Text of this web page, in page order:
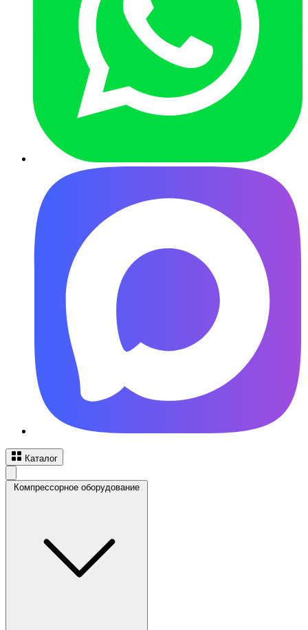
Каталог
Компрессорное оборудование